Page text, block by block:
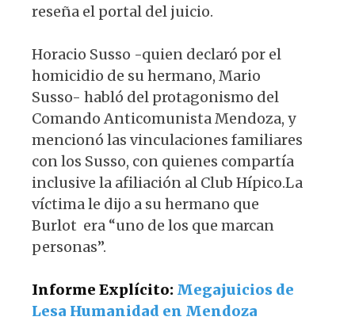
reseña el portal del juicio.
Horacio Susso -quien declaró por el
homicidio de su hermano, Mario
Susso- habló del protagonismo del
Comando Anticomunista Mendoza, y
mencionó las vinculaciones familiares
con los Susso, con quienes compartía
inclusive la afiliación al Club Hípico.La
víctima le dijo a su hermano que
Burlot era “uno de los que marcan
personas”.
Informe Explícito: Megajuicios de
Lesa Humanidad en Mendoza